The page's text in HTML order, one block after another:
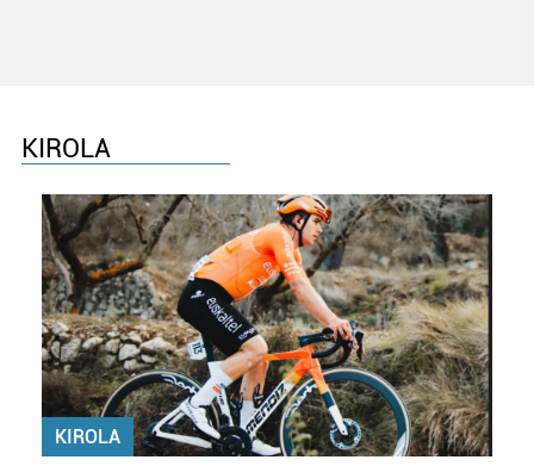
KIROLA
KIROLA